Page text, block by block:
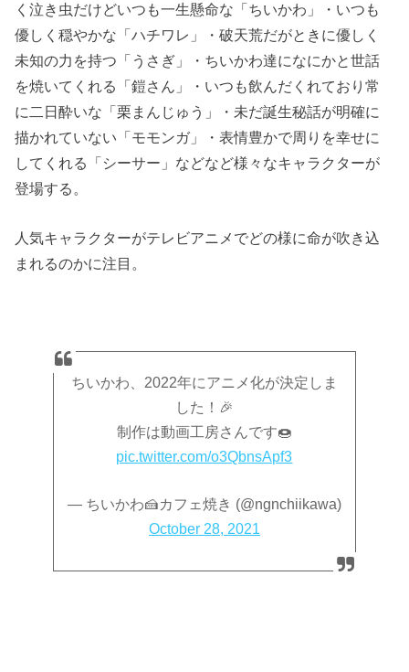
く泣き虫だけどいつも一生懸命な「ちいかわ」・いつも
優しく穏やかな「ハチワレ」・破天荒だがときに優しく
未知の力を持つ「うさぎ」・ちいかわ達になにかと世話
を焼いてくれる「鎧さん」・いつも飲んだくれており常
に二日酔いな「栗まんじゅう」・未だ誕生秘話が明確に
描かれていない「モモンガ」・表情豊かで周りを幸せに
してくれる「シーサー」などなど様々なキャラクターが
登場する。
人気キャラクターがテレビアニメでどの様に命が吹き込
まれるのかに注目。
ちいかわ、2022年にアニメ化が決定しま
した！🎉
制作は動画工房さんです🍩
pic.twitter.com/o3QbnsApf3
— ちいかわ🍰カフェ焼き (@ngnchiikawa)
October 28, 2021